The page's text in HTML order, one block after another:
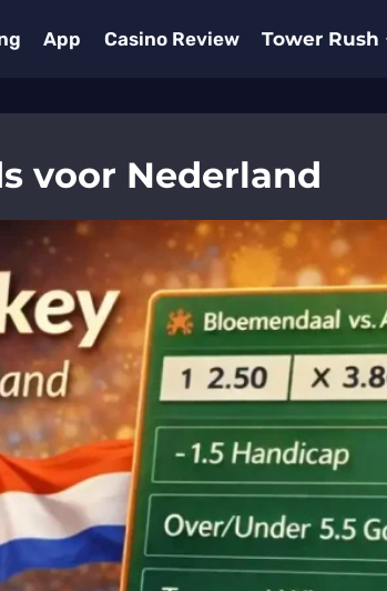
App Casino Review Tower Rush
voor Nederland